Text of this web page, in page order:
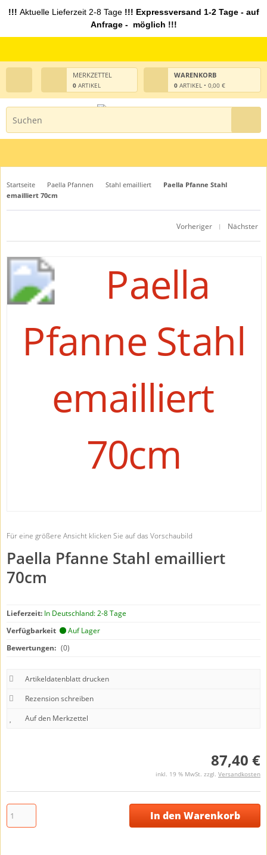
!!! Aktuelle Lieferzeit 2-8 Tage !!! Expressversand 1-2 Tage - auf
Anfrage - möglich !!!
WARENKORB
0 ARTIKEL • 0,00 €
MERKZETTEL
0 ARTIKEL
Startseite Paella Pfannen Stahl emailliert
Paella Pfanne Stahl
emailliert 70cm
Vorheriger | Nächster
Für eine größere Ansicht klicken Sie auf das Vorschaubild
Paella Pfanne Stahl emailliert
70cm
Lieferzeit: In Deutschland: 2-8 Tage
Verfügbarkeit
Auf Lager
Bewertungen: (0)
Artikeldatenblatt drucken
Rezension schreiben
87,40 €
inkl. 19 % MwSt. zzgl. Versandkosten
In den Warenkorb